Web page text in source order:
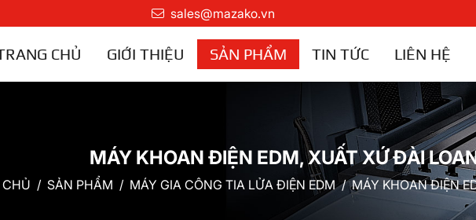
sales@mazako.vn
CHỦ GIỚI THIỆU SẢN PHẨM TIN TỨC LIÊN HỆ
MÁY KHOAN ĐIỆN EDM, XUẤT XỨ ĐÀI
SẢN PHẨM MÁY GIA CÔNG TIA LỬA ĐIỆN EDM MÁY KHOAN ĐIỆN